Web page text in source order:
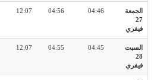
الجمعة
27
فيفري
04:46
04:56
12:07
السبت
28
فيفري
04:45
04:55
12:07